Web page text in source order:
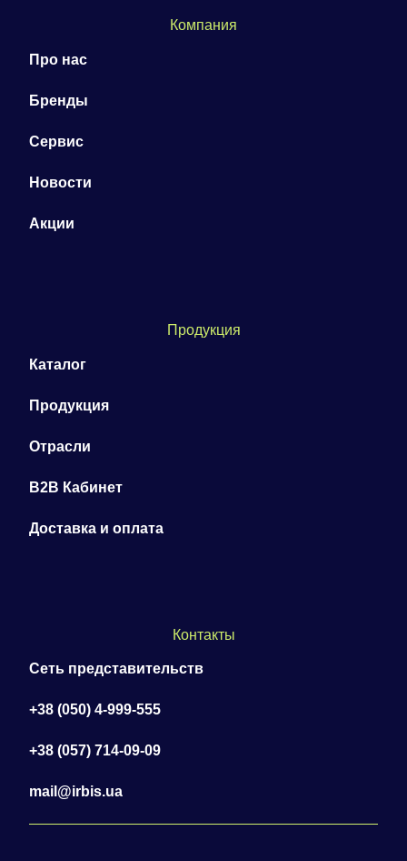
Компания
Про нас
Бренды
Сервис
Новости
Акции
Продукция
Каталог
Продукция
Отрасли
B2B Кабинет
Доставка и оплата
Контакты
Сеть представительств
+38 (050) 4-999-555
+38 (057) 714-09-09
mail@irbis.ua